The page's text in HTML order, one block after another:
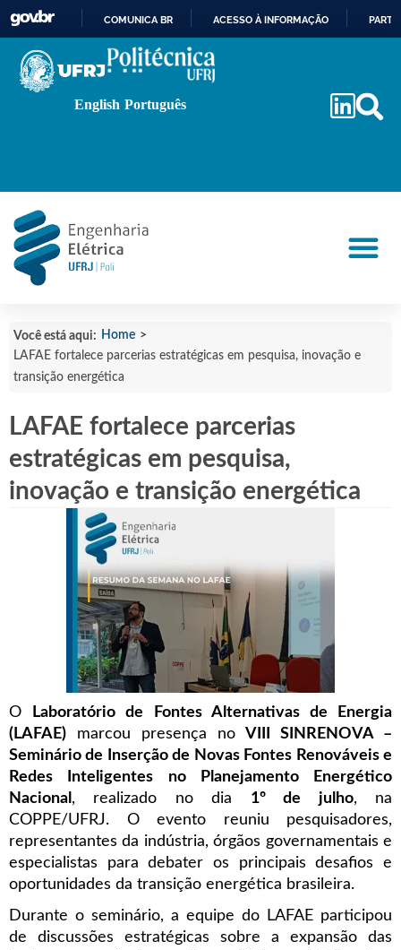
PARA
COMUNICA BR ACESSO À INFORMAÇÃO
English Português
Você está aqui: Home >
LAFAE fortalece parcerias estratégicas em pesquisa, inovação e
transição energética
LAFAE fortalece parcerias
estratégicas em pesquisa,
inovação e transição energética
O
Laboratório de Fontes Alternativas de Energia
(LAFAE) marcou presença noVIII SINRENOVA –
Seminário de Inserção de Novas Fontes Renováveis e
Redes Inteligentes no Planejamento Energético
Nacional , realizado no dia 1º de julho, na
COPPE/UFRJ. O evento reuniu pesquisadores,
representantes da indústria, órgãos governamentais e
especialistas para debater os principais desafios e
oportunidades da transição energética brasileira.
Durante o seminário, a equipe do LAFAE participou
de discussões estratégicas sobre a expansão das